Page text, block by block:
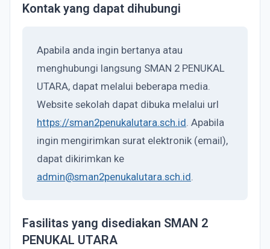
Kontak yang dapat dihubungi
Apabila anda ingin bertanya atau
menghubungi langsung SMAN 2 PENUKAL
UTARA, dapat melalui beberapa media.
Website sekolah dapat dibuka melalui url
https://sman2penukalutara.sch.id. Apabila
ingin mengirimkan surat elektronik (email),
dapat dikirimkan ke
admin@sman2penukalutara.sch.id.
Fasilitas yang disediakan SMAN 2
PENUKAL UTARA